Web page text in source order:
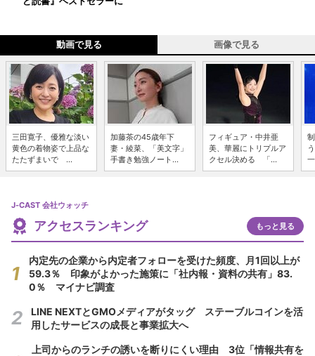
動画で見る 画像で見る
三田寛子、優雅な淡い
黄色の着物姿で上品な
たたずまいで ...
加藤茶の45歳年下
妻・綾菜、「美文字」
手書き勉強ノート...
フィギュア・中井亜
美、華麗にトリプルア
クセル決める 「...
J-CAST 会社ウォッチ
アクセスランキング もっと見る
内定先の企業から内定者フォローを受けた頻度、月1回以上が
59.3％ 印象がよかった施策に「社内報・資料の共有」83.
0％ マイナビ調査
LINE NEXTとGMOメディアがタッグ ステーブルコインを活
用したサービスの成長と事業拡大へ
上司からのランチの誘いを断りにくい理由 3位「情報共有を